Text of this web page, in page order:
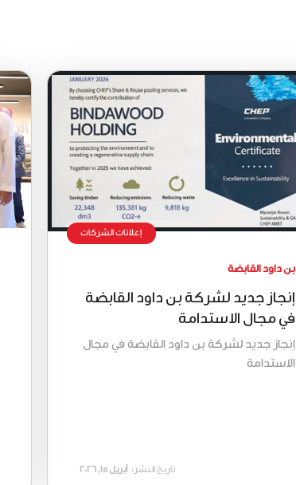
إعلانات الشركات
بن داود القابضة
إنجاز جديد لشركة بن داود القابضة
في مجال الاستدامة
إنجاز جديد لشركة بن داود القابضة في مجال
الاستدامة
تاريخ النشر: أبريل 15, 2026